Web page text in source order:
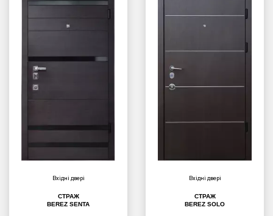
Вхідні двері
СТРАЖ
BEREZ SENTA
Вхідні двері
СТРАЖ
BEREZ SOLO